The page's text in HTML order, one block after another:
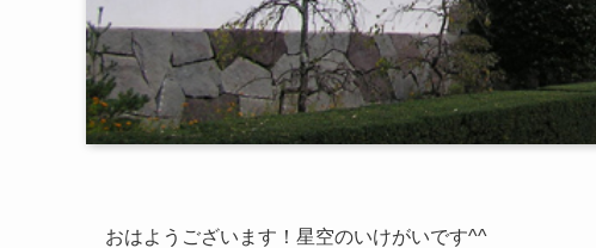
おはようございます！星空のいけがいです^^